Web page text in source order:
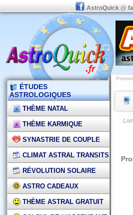
AstroQuick @
ÉTUDES
ASTROLOGIQUES
THÈME NATAL
THÈME KARMIQUE
SYNASTRIE DE COUPLE
CLIMAT ASTRAL TRANSITS
RÉVOLUTION SOLAIRE
ASTRO CADEAUX
THÈME ASTRAL GRATUIT